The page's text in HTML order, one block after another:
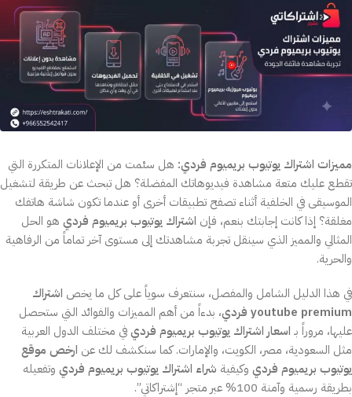
مميزات اشتراك يوتيوب بريميوم فردي: هل سئمت من الإعلانات المتكررة التي
تقطع عليك متعة مشاهدة فيديوهاتك المفضلة؟ هل تبحث عن طريقة لتشغيل
الموسيقى في الخلفية أثناء تصفح تطبيقات أخرى أو عندما تكون شاشة هاتفك
مغلقة؟ إذا كانت إجابتك بنعم، فإن اشتراك يوتيوب بريميوم فردي هو الحل
المثالي والمميز الذي سينقل تجربة مشاهدتك إلى مستوى آخر تماماً من الرفاهية
والحرية.
في هذا الدليل الشامل والمفصل، سنتعرف سوياً على كل ما يخص اشتراك
youtube premium فردي
، بدءاً من أهم المميزات والفوائد التي ستحصل
عليها، مروراً بـ اسعار اشتراك يوتيوب بريميوم فرديفي مختلف الدول العربية
مثل السعودية، مصر، الكويت، والإمارات. كما سنكشف لك عن ارخص موقع
يوتيوب بريميوم فردي وكيفية شراء اشتراك يوتيوب بريميوم فردي وتفعيله
بطريقة رسمية وآمنة 100% عبر متجر “إشتراكاتي”.